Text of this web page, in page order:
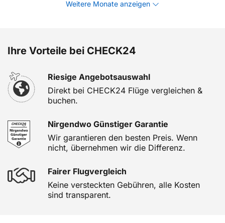
Weitere Monate anzeigen
Ihre Vorteile bei CHECK24
Riesige Angebotsauswahl
Direkt bei CHECK24 Flüge vergleichen &
buchen.
Nirgendwo Günstiger Garantie
Wir garantieren den besten Preis. Wenn
nicht, übernehmen wir die Differenz.
Fairer Flugvergleich
Keine versteckten Gebühren, alle Kosten
sind transparent.